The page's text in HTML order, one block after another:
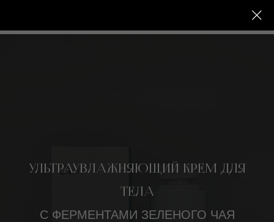
УЛЬТРАУВЛАЖНЯЮЩИЙ КРЕМ ДЛЯ
ТЕЛА
С ФЕРМЕНТАМИ ЗЕЛЕНОГО ЧАЯ